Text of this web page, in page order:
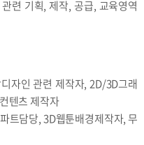
련 기획, 제작, 공급, 교육영역
자인 관련 제작자, 2D/3D그래
텐츠 제작자
트담당, 3D웹툰배경제작자, 무